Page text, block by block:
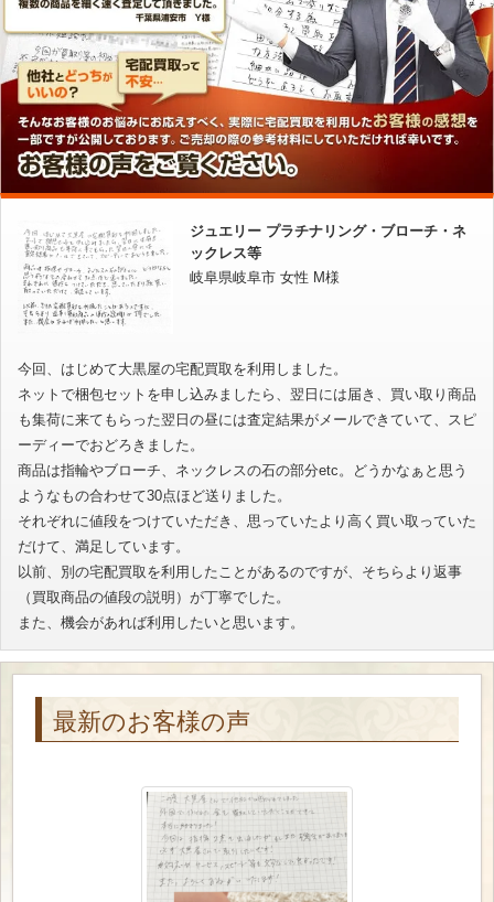
ジュエリー プラチナリング・ブローチ・ネ
ックレス等
岐阜県岐阜市 女性 M様
今回、はじめて大黒屋の宅配買取を利用しました。
ネットで梱包セットを申し込みましたら、翌日には届き、買い取り商品
も集荷に来てもらった翌日の昼には査定結果がメールできていて、スピ
ーディーでおどろきました。
商品は指輪やブローチ、ネックレスの石の部分etc。どうかなぁと思う
ようなもの合わせて30点ほど送りました。
それぞれに値段をつけていただき、思っていたより高く買い取っていた
だけて、満足しています。
以前、別の宅配買取を利用したことがあるのですが、そちらより返事
（買取商品の値段の説明）が丁寧でした。
また、機会があれば利用したいと思います。
最新のお客様の声